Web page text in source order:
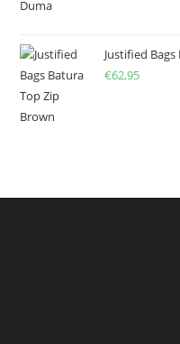
Justified
€62,95